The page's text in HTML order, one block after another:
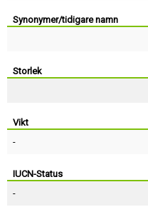
Synonymer/tidigare namn
Storlek
Vikt
-
IUCN-Status
-